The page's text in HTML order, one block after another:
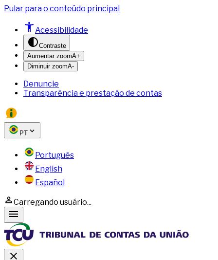
Pular para o conteúdo principal
Acessibilidade
Contraste
Aumentar zoomA+
Diminuir zoomA-
Denuncie
Transparência e prestação de contas
PT
Português
English
Español
Carregando usuário...